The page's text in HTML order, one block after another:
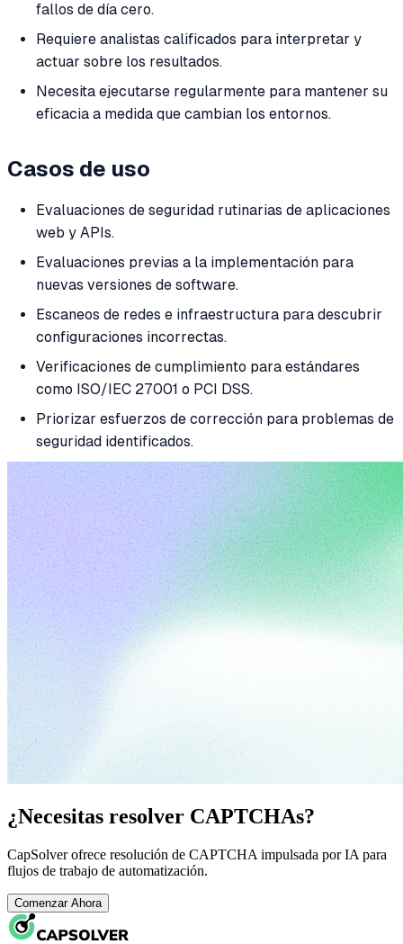
fallos de día cero.
Requiere analistas calificados para interpretar y
actuar sobre los resultados.
Necesita ejecutarse regularmente para mantener su
eficacia a medida que cambian los entornos.
Casos de uso
Evaluaciones de seguridad rutinarias de aplicaciones
web y APIs.
Evaluaciones previas a la implementación para
nuevas versiones de software.
Escaneos de redes e infraestructura para descubrir
configuraciones incorrectas.
Verificaciones de cumplimiento para estándares
como ISO/IEC 27001 o PCI DSS.
Priorizar esfuerzos de corrección para problemas de
seguridad identificados.
¿Necesitas resolver CAPTCHAs?
CapSolver ofrece resolución de CAPTCHA impulsada por IA para
flujos de trabajo de automatización.
Comenzar Ahora